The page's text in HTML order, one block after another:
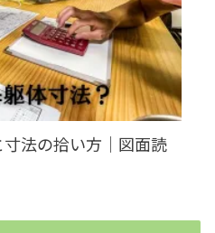
法の拾い方｜図面読